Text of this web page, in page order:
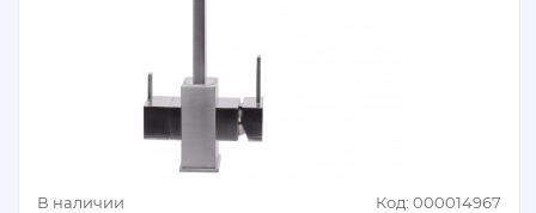
В наличии Код: 000014967